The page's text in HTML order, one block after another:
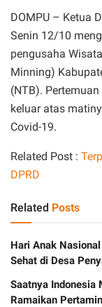
DOMPU – Ketua
Senin 12/10
pengusaha
Minning)
(NTB).
keluar atas
Covid-19.
Related Post :
DPRD
Related Posts
Hari Anak
Sehat di Desa
Saatnya Indonesia
Ramaikan